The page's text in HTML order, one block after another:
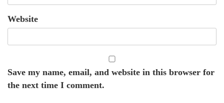
Website
Save my name, email, and website in this browser for
the next time I comment.